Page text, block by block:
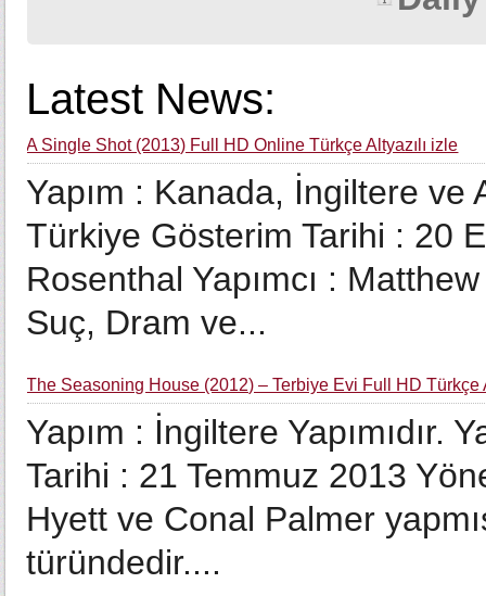
Latest News:
A Single Shot (2013) Full HD Online Türkçe Altyazılı izle
Yapım : Kanada, İngiltere ve
Türkiye Gösterim Tarihi : 20
Rosenthal Yapımcı :
Suç, Dram ve...
The Seasoning House (2012) – Terbiye Evi Full HD Türkçe
Yapım : İngiltere Yapımıdır.
Tarihi : 21 Temmuz 2013
Hyett ve Conal Palmer
türündedir....